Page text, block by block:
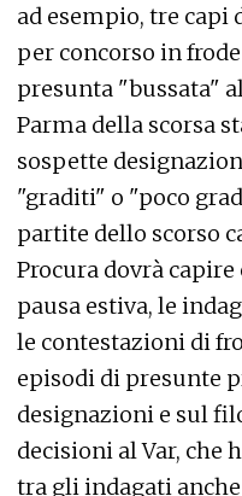
ad esempio, tre capi
per concorso in
presunta "bussata"
Parma della scorsa
sospette
"graditi" o "poco
partite dello scorso
Procura dovrà
pausa estiva, le
le contestazioni di
episodi di presunte
designazioni e sul
decisioni al Var, che
tra gli indagati